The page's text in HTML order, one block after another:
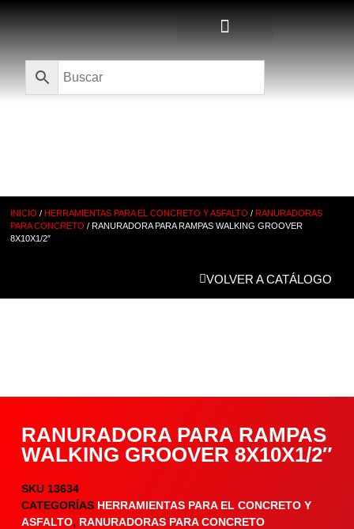
INICIO /HERRAMIENTAS PARA EL CONCRETO Y ASFALTO /RANURADORAS
PARA CONCRETO / RANURADORA PARA RAMPAS WALKING GROOVER
8X10X1/2″
VOLVER A CATÁLOGO
RANURADORA PARA RAMPAS
WALKING GROOVER 8X10X1/2″
SKU 13634
CATEGORÍAS HERRAMIENTAS PARA EL CONCRETO Y
ASFALTO, RANURADORAS PARA CONCRETO